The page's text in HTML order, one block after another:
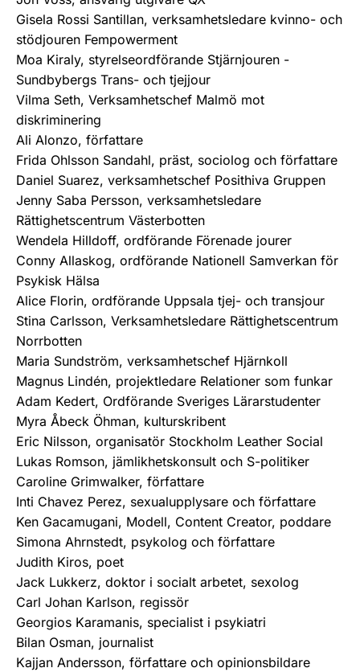
Gisela Rossi Santillan, verksamhetsledare kvinno- och
stödjouren Fempowerment
Moa Kiraly, styrelseordförande Stjärnjouren -
Sundbybergs Trans- och tjejjour
Vilma Seth, Verksamhetschef Malmö mot
diskriminering
Ali Alonzo, författare
Frida Ohlsson Sandahl, präst, sociolog och författare
Daniel Suarez, verksamhetschef Posithiva Gruppen
Jenny Saba Persson, verksamhetsledare
Rättighetscentrum Västerbotten
Wendela Hilldoff, ordförande Förenade jourer
Conny Allaskog, ordförande Nationell Samverkan för
Psykisk Hälsa
Alice Florin, ordförande Uppsala tjej- och transjour
Stina Carlsson, Verksamhetsledare Rättighetscentrum
Norrbotten
Maria Sundström, verksamhetschef Hjärnkoll
Magnus Lindén, projektledare Relationer som funkar
Adam Kedert, Ordförande Sveriges Lärarstudenter
Myra Åbeck Öhman, kulturskribent
Eric Nilsson, organisatör Stockholm Leather Social
Lukas Romson, jämlikhetskonsult och S-politiker
Caroline Grimwalker, författare
Inti Chavez Perez, sexualupplysare och författare
Ken Gacamugani, Modell, Content Creator, poddare
Simona Ahrnstedt, psykolog och författare
Judith Kiros, poet
Jack Lukkerz, doktor i socialt arbetet, sexolog
Carl Johan Karlson, regissör
Georgios Karamanis, specialist i psykiatri
Bilan Osman, journalist
Kajjan Andersson, författare och opinionsbildare